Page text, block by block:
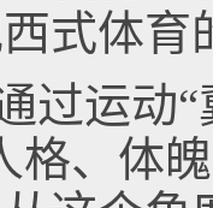
式体育
过运动
格、体